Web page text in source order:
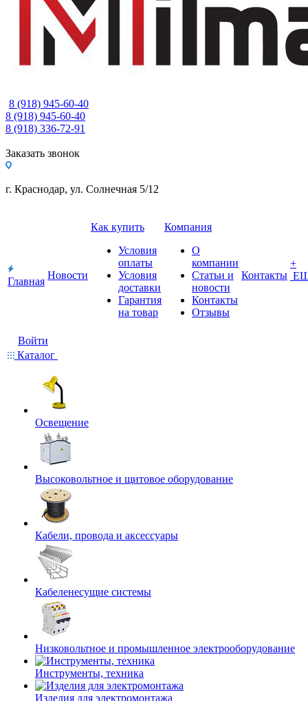
8 (918) 945-60-40
8 (918) 945-60-40
8 (918) 336-72-91
Заказать звонок
г. Краснодар, ул. Солнечная 5/12
Главная
Новости
Как купить
Условия
оплаты
Условия
доставки
Гарантия
на товар
Компания
О
компании
Статьи и
новости
Контакты
Отзывы
Контакты
+
Войти
Каталог
Освещение
Высоковольтное и щитовое оборудование
Кабели, провода и аксессуары
Кабеленесущие системы
Низковольтное и промышленное электрооборудование
Инструменты, техника
Изделия для электромонтажа